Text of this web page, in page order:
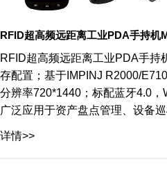
RFID超高频远距离工业PDA手持机
RFID超高频远距离工业PDA手持
存配置；基于IMPINJ R2000/
分辨率720*1440；标配蓝牙4.0
广泛应用于资产盘点管理、设备
详情>>